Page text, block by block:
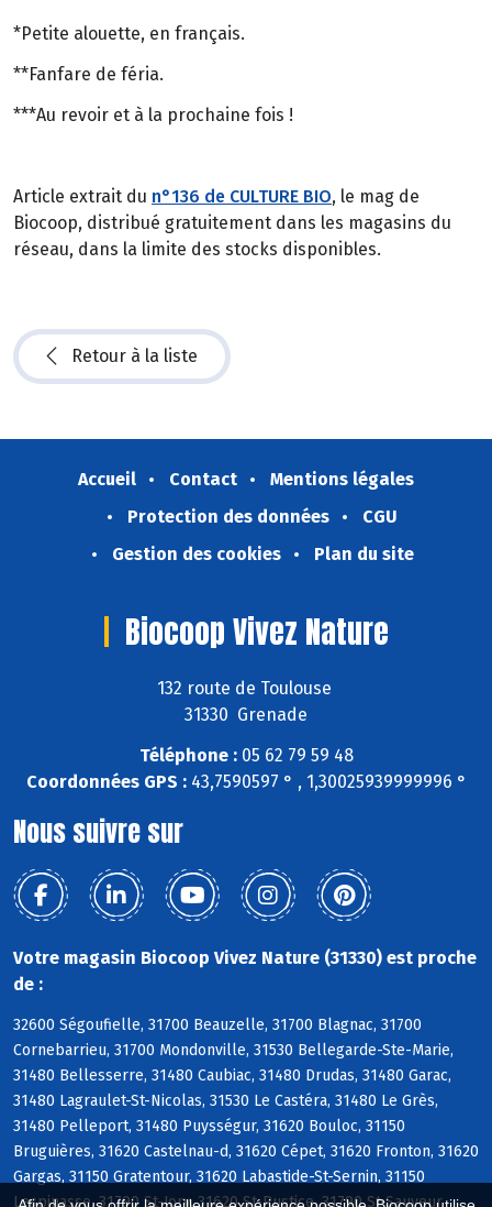
*Petite alouette, en français.
**Fanfare de féria.
***Au revoir et à la prochaine fois !
Article extrait du n°136 de CULTURE BIO, le mag de
Biocoop, distribué gratuitement dans les magasins du
réseau, dans la limite des stocks disponibles.
Retour à la liste
Accueil Contact
Mentions légales
Protection des données
CGU
Gestion des cookies
Plan du site
Biocoop Vivez Nature
132 route de Toulouse
31330 Grenade
Téléphone :05 62 79 59 48
Coordonnées GPS :43,7590597 ° , 1,30025939999996 °
Nous suivre sur
Votre magasin Biocoop Vivez Nature (31330) est proche
de :
32600 Ségoufielle, 31700 Beauzelle, 31700 Blagnac, 31700
Cornebarrieu, 31700 Mondonville, 31530 Bellegarde-Ste-Marie,
31480 Bellesserre, 31480 Caubiac, 31480 Drudas, 31480 Garac,
31480 Lagraulet-St-Nicolas, 31530 Le Castéra, 31480 Le Grès,
31480 Pelleport, 31480 Puysségur, 31620 Bouloc, 31150
Bruguières, 31620 Castelnau-d, 31620 Cépet, 31620 Fronton, 31620
Gargas, 31150 Gratentour, 31620 Labastide-St-Sernin, 31150
Lespinasse, 31790 St-Jory, 31620 St-Rustice, 31790 St-Sauveur,